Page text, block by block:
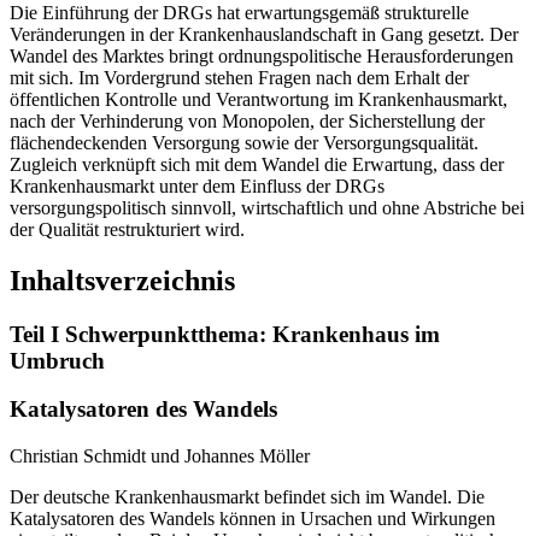
Die Einführung der DRGs hat erwartungsgemäß strukturelle
Veränderungen in der Krankenhauslandschaft in Gang gesetzt. Der
Wandel des Marktes bringt ordnungspolitische Herausforderungen
mit sich. Im Vordergrund stehen Fragen nach dem Erhalt der
öffentlichen Kontrolle und Verantwortung im Krankenhausmarkt,
nach der Verhinderung von Monopolen, der Sicherstellung der
flächendeckenden Versorgung sowie der Versorgungsqualität.
Zugleich verknüpft sich mit dem Wandel die Erwartung, dass der
Krankenhausmarkt unter dem Einfluss der DRGs
versorgungspolitisch sinnvoll, wirtschaftlich und ohne Abstriche bei
der Qualität restrukturiert wird.
Inhaltsverzeichnis
Teil I Schwerpunktthema: Krankenhaus im
Umbruch
Katalysatoren des Wandels
Christian Schmidt und Johannes Möller
Der deutsche Krankenhausmarkt befindet sich im Wandel. Die
Katalysatoren des Wandels können in Ursachen und Wirkungen